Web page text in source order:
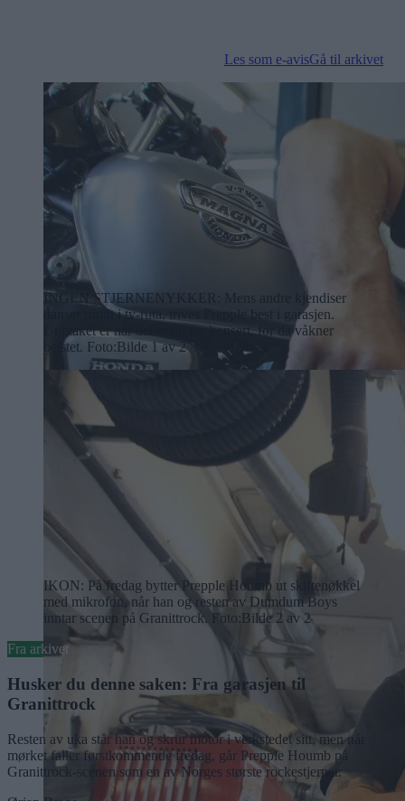
Les som e-avisGå til arkivet
INGEN STJERNENYKKER: Mens andre kjendiser
danser rundt i tv-ruta, trives Prepple best i garasjen.
Unntaket er når det er tid for konsert, for da våkner
beistet. Foto:Bilde 1 av 2
IKON: På fredag bytter Prepple Houmb ut skiftenøkkel
med mikrofon, når han og resten av Dumdum Boys
inntar scenen på Granittrock. Foto:Bilde 2 av 2
Fra arkivet
Husker du denne saken: Fra garasjen til
Granittrock
Resten av uka står han og skrur motor i verkstedet sitt, men når
mørket faller førstkommende fredag, går Prepple Houmb på
Granittrock-scenen som en av Norges største rockestjerner.